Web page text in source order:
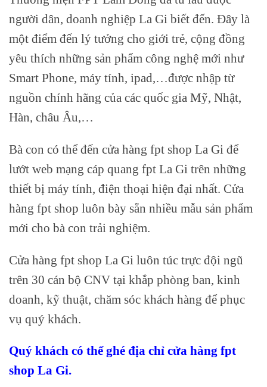
người dân, doanh nghiệp La Gi biết đến. Đây là
một điểm đến lý tưởng cho giới trẻ, cộng đồng
yêu thích những sản phẩm công nghệ mới như
Smart Phone, máy tính, ipad,…được nhập từ
nguồn chính hãng của các quốc gia Mỹ, Nhật,
Hàn, châu Âu,…
Bà con có thể đến cửa hàng fpt shop La Gi để
lướt web mạng cáp quang fpt La Gi trên những
thiết bị máy tính, điện thoại hiện đại nhất. Cửa
hàng fpt shop luôn bày sẵn nhiều mẫu sản phẩm
mới cho bà con trải nghiệm.
Cửa hàng fpt shop La Gi luôn túc trực đội ngũ
trên 30 cán bộ CNV tại khắp phòng ban, kinh
doanh, kỹ thuật, chăm sóc khách hàng để phục
vụ quý khách.
Quý khách có thể ghé địa chỉ cửa hàng fpt
shop La Gi.